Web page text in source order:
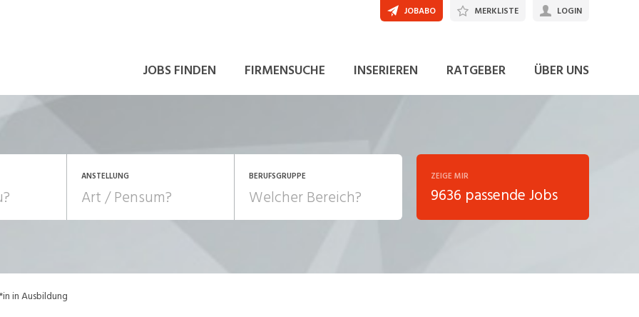
JOBS FINDEN FIRMENSUCHE INSERIEREN RATGEBER ÜBER UNS
JOBABO MERKLISTE LOGIN
ANSTELLUNG
Temporär (befristet)
BERUFSGRUPPE
Human Resources
ZEIGE MIR
9636 passende Jobs
in Ausbildung
JETZT BEWERBEN